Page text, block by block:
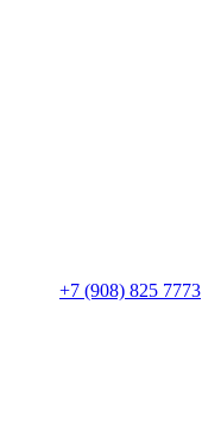
+7 (908) 825 7773